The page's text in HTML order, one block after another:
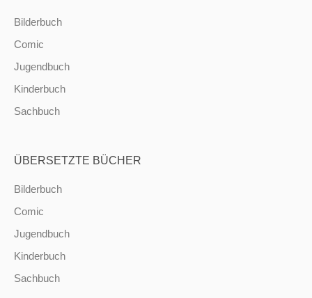
Bilderbuch
Comic
Jugendbuch
Kinderbuch
Sachbuch
ÜBERSETZTE BÜCHER
Bilderbuch
Comic
Jugendbuch
Kinderbuch
Sachbuch